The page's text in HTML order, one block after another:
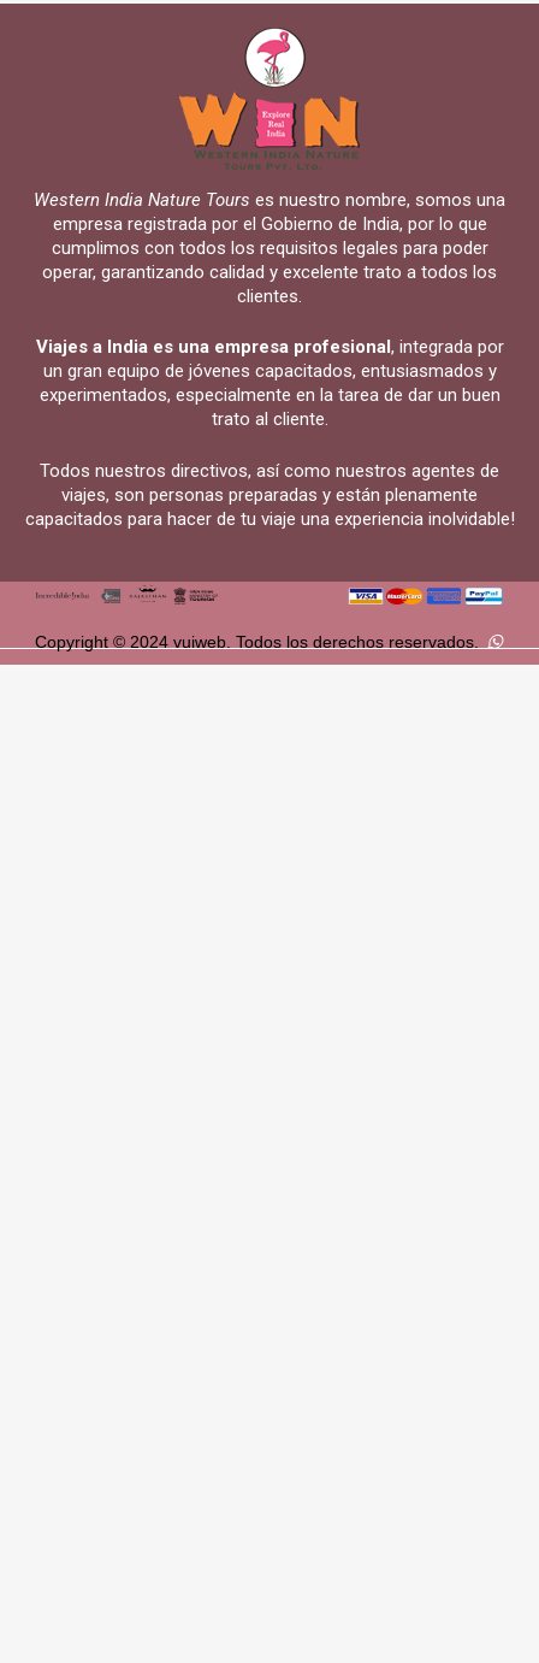
Western India Nature Tours es nuestro nombre, somos una
empresa registrada por el Gobierno de India, por lo que
cumplimos con todos los requisitos legales para poder
operar, garantizando calidad y excelente trato a todos los
clientes.
Viajes a India es una empresa profesional, integrada por
un gran equipo de jóvenes capacitados, entusiasmados y
experimentados, especialmente en la tarea de dar un buen
trato al cliente.
Todos nuestros directivos, así como nuestros agentes de
viajes, son personas preparadas y están plenamente
capacitados para hacer de tu viaje una experiencia inolvidable!
Copyright © 2024 vuiweb. Todos los derechos reservados.